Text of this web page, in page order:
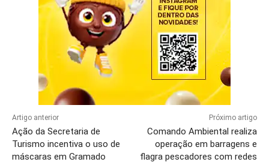
Artigo anterior
Ação da Secretaria de
Turismo incentiva o uso de
máscaras em Gramado
Próximo artigo
Comando Ambiental realiza
operação em barragens e
flagra pescadores com redes